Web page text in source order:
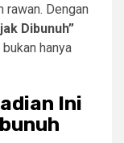
rawan. Dengan
Dibunuh”
hanya
Ini